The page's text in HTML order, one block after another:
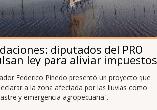
diputados del PRO
ley para aliviar impuestos
Federico Pinedo presentó un proyecto que
a la zona afectada por las lluvias como
y emergencia agropecuaria".